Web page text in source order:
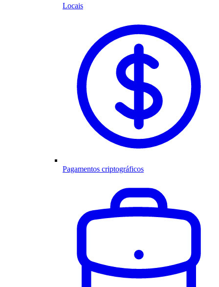
Locais
Pagamentos criptográficos